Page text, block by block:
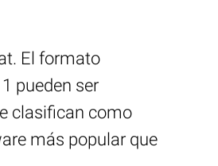
El formato
pueden ser
clasifican como
más popular que